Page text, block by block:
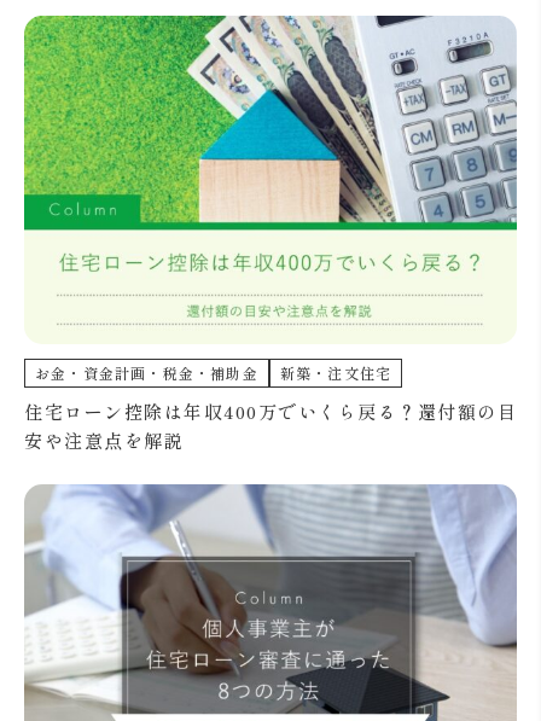
お金・資金計画・税金・補助金 新築・注文住宅
住宅ローン控除は年収400万でいくら戻る？還付額の目
安や注意点を解説